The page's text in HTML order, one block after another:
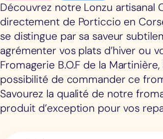
Découvrez notre Lonzu artisanal
directement de Porticcio en
se distingue par sa saveur
agrémenter vos plats d’hiver ou
Fromagerie B.O.F de la
possibilité de commander ce
Savourez la qualité de notre
produit d’exception pour vos